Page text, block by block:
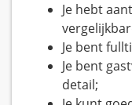
Je hebt
Je bent
Je bent
detail;